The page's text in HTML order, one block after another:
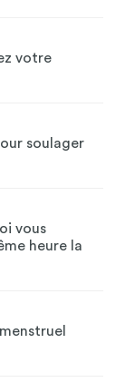
votre
soulager
vous
heure la